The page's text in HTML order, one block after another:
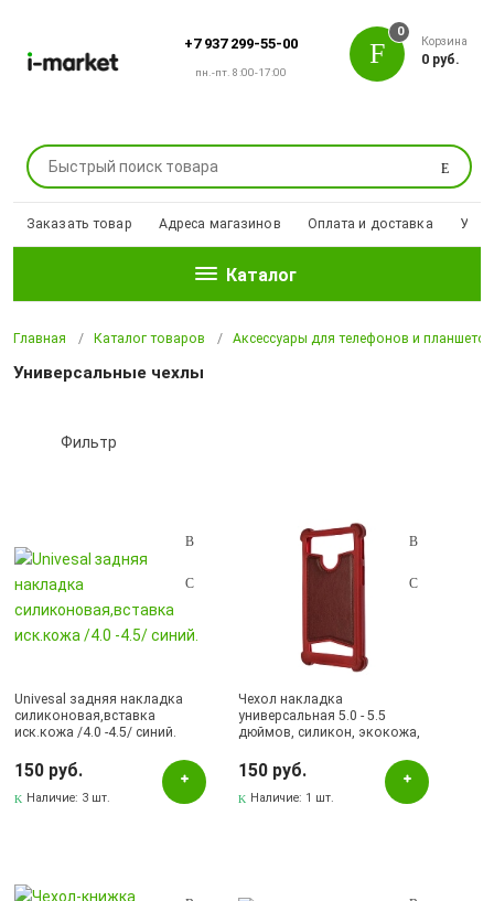
+7 937 299-55-00
пн.-пт. 8:00-17:00
Поиск
0
Корзина
0 руб.
Заказать товар Адреса магазинов Оплата и доставка
Каталог
Главная Каталог товаров Аксессуары для телефонов и планшетов
Универсальные чехлы
Фильтр
Розничная цена
Univesal задняя накладка
силиконовая,вставка
иск.кожа /4.0 -4.5/ синий.
150 руб.
Наличие: 3 шт.
Чехол накладка
универсальная 5.0 - 5.5
дюймов, силикон, экокожа,
150 руб.
Наличие: 1 шт.